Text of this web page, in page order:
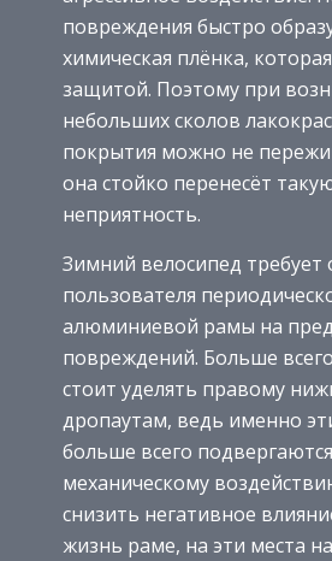
повреждения быстро
химическая плёнка,
защитой. Поэтому при
небольших сколов
покрытия можно не
она стойко перенесёт
неприятность.
Зимний велосипед требует
пользователя
алюминиевой рамы на
повреждений. Больше
стоит уделять правому
дропаутам, ведь именно
больше всего подвергаются
механическому
снизить негативное
жизнь раме, на эти места